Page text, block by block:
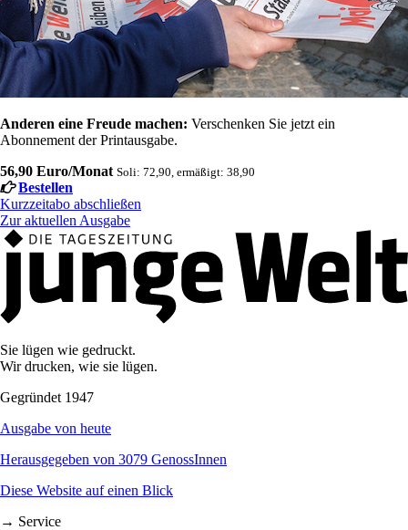
Anderen eine Freude machen: Verschenken Sie jetzt ein
Abonnement der Printausgabe.
56,90 Euro/Monat Soli: 72,90, ermäßigt: 38,90
Bestellen
Kurzzeitabo abschließen
Zur aktuellen Ausgabe
Sie lügen wie gedruckt.
Wir drucken, wie sie lügen.
Gegründet 1947
Ausgabe von heute
Herausgegeben von 3079 GenossInnen
Diese Website auf einen Blick
→ Service